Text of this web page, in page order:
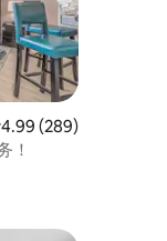
均评分 4.99 分（满分
4.99 (289)
！